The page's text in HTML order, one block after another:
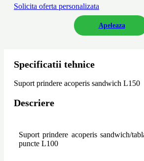
Solicita oferta personalizata
Apeleaza
Specificatii tehnice
Suport prindere acoperis sandwich L150
Descriere
Suport prindere acoperis sandwich/
puncte L100